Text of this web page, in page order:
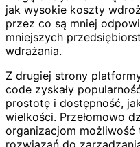
jak wysokie koszty
przez co są mniej
mniejszych
wdrażania.
Z drugiej strony
code zyskały
prostotę i dostępność,
wielkości. Przełomowo
organizacjom
rozwiązań do